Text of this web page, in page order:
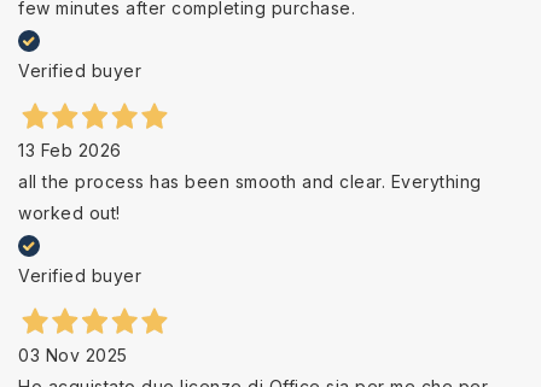
few minutes after completing purchase.
Verified buyer
13 Feb 2026
all the process has been smooth and clear. Everything
worked out!
Verified buyer
03 Nov 2025